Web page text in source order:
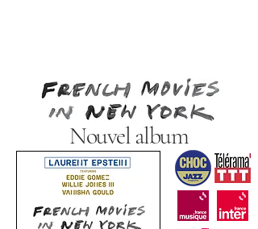
Nouvel album